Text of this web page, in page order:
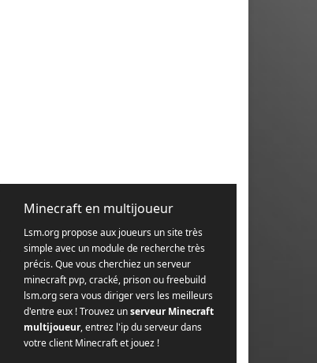
Minecraft en multijoueur
Lsm.org propose aux joueurs un site très
simple avec un module de recherche très
précis. Que vous cherchiez un serveur
minecraft pvp, cracké, prison ou freebuild
lsm.org sera vous diriger vers les meilleurs
d'entre eux ! Trouvez unserveur Minecraft
multijoueur, entrez l'ip du serveur dans
votre client Minecraft et jouez !